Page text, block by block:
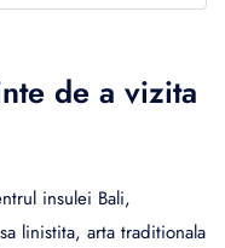
de a vizita
insulei Bali,
linistita, arta traditionala